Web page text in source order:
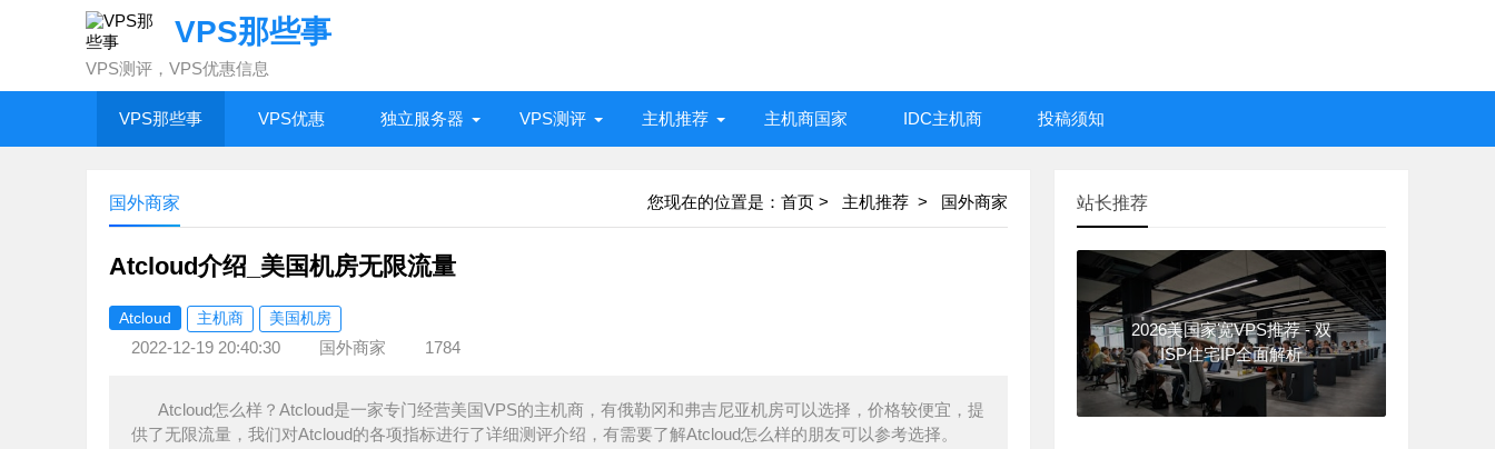
VPS那些事
VPS测评，VPS优惠信息
VPS那些事 VPS优惠 独立服务器 VPS测评 主机推荐 主机商国家 IDC主机商 投稿须知
您现在的位置是： 首页 > 主机推荐 > 国外商家
国外商家
Atcloud介绍_美国机房无限流量
Atcloud 主机商 美国机房
2022-12-19 20:40:30 国外商家 1784
Atcloud怎么样？Atcloud是一家专门经营美国VPS的主机商，有俄勒冈和弗吉尼亚机房可以选择，价格较便宜，提
供了无限流量，我们对Atcloud的各项指标进行了详细测评介绍，有需要了解Atcloud怎么样的朋友可以参考选择。
站长推荐
2026美国家宽VPS推荐 - 双
ISP住宅IP全面解析